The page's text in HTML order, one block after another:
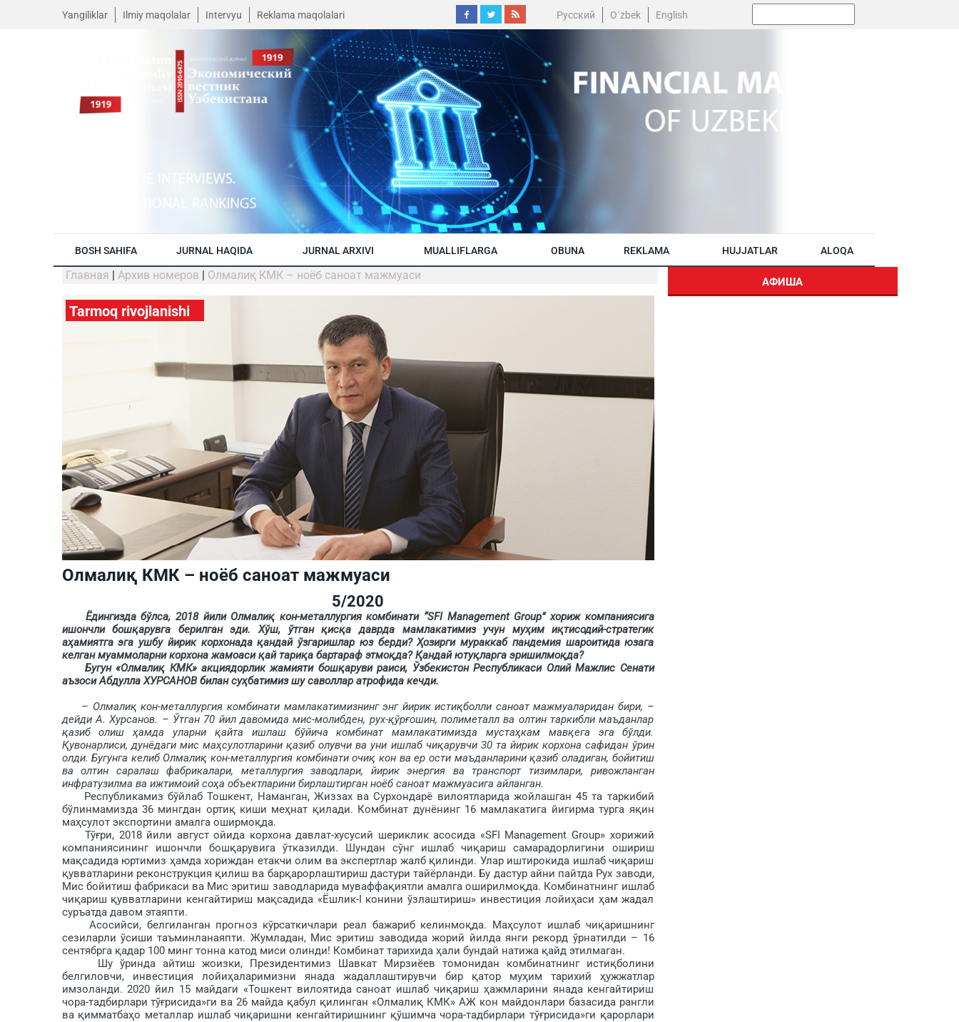
Yangiliklar Ilmiy maqolalar Intervyu Reklama maqolalari Русский O´zbek English
BOSH SAHIFA JURNAL HAQIDA JURNAL ARXIVI MUALLIFLARGA OBUNA REKLAMA HUJJATLAR ALOQA
Главная | Архив номеров | Олмалиқ КМК – ноёб саноат мажмуаси
Tarmoq rivojlanishi
Олмалиқ КМК – ноёб саноат мажмуаси
5/2020
Ёдингизда бўлса, 2018 йили Олмалиқ кон-металлургия комбинати “SFI Management Group” хориж компаниясига
ишончли бошқарувга берилган эди. Хўш, ўтган қисқа даврда мамлакатимиз учун муҳим иқтисодий-стратегик
аҳамиятга эга ушбу йирик корхонада қандай ўзгаришлар юз берди? Ҳозирги мураккаб пандемия шароитида юзага
келган муаммоларни корхона жамоаси қай тариқа бартараф этмоқда? Қандай ютуқларга эришилмоқда?
Бугун «Олмалиқ КМК» акциядорлик жамияти бошқаруви раиси, Ўзбекистон Республикаси Олий Мажлис Сенати
аъзоси Абдулла ­ХУРСАНОВ билан суҳбатимиз шу саволлар атрофида кечди.
– Олмалиқ кон-металлургия комбинати мамлакатимизнинг энг йирик истиқболли саноат мажмуаларидан бири, –
дейди А. Хурсанов. – Ўтган 70 йил давомида мис-молибден, рух-қўрғошин, полиметалл ва олтин таркибли маъданлар
қазиб олиш ҳамда уларни қайта ишлаш бўйича комбинат мамлакатимизда мустаҳкам мав­қега эга бўлди.
Қувонарлиси, дунёдаги мис маҳсулотларини қазиб олувчи ва уни ишлаб чиқарувчи 30 та йирик корхона сафидан ўрин
олди. Бугунга келиб Олмалиқ кон-металлургия комбинати очиқ кон ва ер ости маъданларини қазиб оладиган, бойитиш
ва олтин саралаш фабрикалари, металлургия заводлари, йирик энергия ва транспорт тизимлари, ривожланган
инфратузилма ва ижтимоий соҳа объектларини бирлаш­тирган ноёб саноат мажмуасига айланган.
Республикамиз бўйлаб Тошкент, Наманган, Жиззах ва Сурхондарё вилоятларида жойлашган 45 та таркибий
бўлинмамизда 36 мингдан ортиқ киши меҳнат қилади. Комбинат дунёнинг 16 мамлакатига йигирма турга яқин
маҳсулот экспортини амалга оширмоқда.
Тўғри, 2018 йили август ойида корхона давлат-хусусий шериклик асосида «SFI Management Group» хорижий
компаниясининг ишончли бошқарувига ўтказилди. Шундан сўнг ишлаб чиқариш самарадорлигини ошириш
мақсадида юртимиз ҳамда хориждан етакчи олим ва экспертлар жалб қилинди. Улар иштирокида ишлаб чиқариш
қувватларини реконс­трукция қилиш ва барқарорлаш­тириш дастури тайёрланди. Бу дастур айни пайтда Рух заводи,
Мис бойитиш фабрикаси ва Мис эритиш заводларида муваффақиятли амалга оширилмоқда. Комбинатнинг ишлаб
чиқариш қувватларини кенгайтириш мақсадида «Ёшлик-I конини ўзлаштириш» инвестиция лойиҳаси ҳам жадал
суръатда давом этаяпти.
Асосийси, белгиланган прогноз кўрсаткичлари реал бажариб келин­моқда. Маҳсулот ишлаб чиқаришнинг
сезиларли ўсиши таъминланаяпти. Жумладан, Мис эритиш заводида жорий йилда янги рекорд ўрнатилди – 16
сентябрга қадар 100 минг тонна катод миси олинди! Комбинат тарихида ҳали бундай натижа қайд этилмаган.
Шу ўринда айтиш жоизки, Президентимиз Шавкат Мирзиёев томонидан комбинатнинг истиқболини
белгиловчи, инвестиция лойиҳала­римиз­ни янада жадаллаштирувчи бир қатор муҳим тарихий ҳужжатлар
имзоланди. 2020 йил 15 майдаги «Тошкент вилоятида саноат ишлаб чиқариш ҳажмларини янада кенгайтириш
чора-тадбирлари тўғрисида»­ги ва 26 майда қабул қилинган «Ол­ма­лиқ КМК» АЖ кон майдонлари базасида рангли
ва қимматбаҳо металлар ишлаб чиқаришни кенгайтиришнинг қўшимча чора-тадбирлари тўғриси­да»ги қарорлари
АФИША